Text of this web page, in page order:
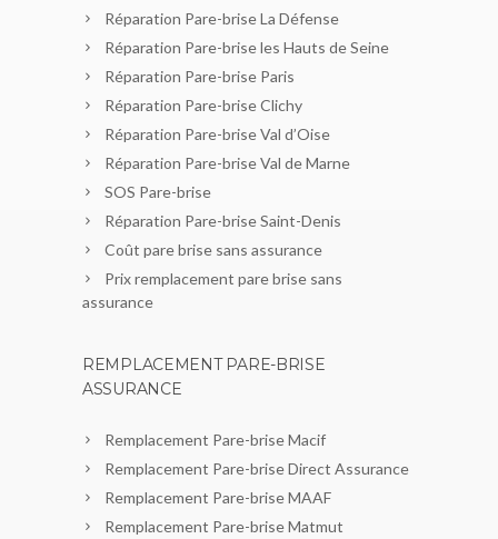
Réparation Pare-brise La Défense
Réparation Pare-brise les Hauts de Seine
Réparation Pare-brise Paris
Réparation Pare-brise Clichy
Réparation Pare-brise Val d’Oise
Réparation Pare-brise Val de Marne
SOS Pare-brise
Réparation Pare-brise Saint-Denis
Coût pare brise sans assurance
Prix remplacement pare brise sans
assurance
REMPLACEMENT PARE-BRISE
ASSURANCE
Remplacement Pare-brise Macif
Remplacement Pare-brise Direct Assurance
Remplacement Pare-brise MAAF
Remplacement Pare-brise Matmut